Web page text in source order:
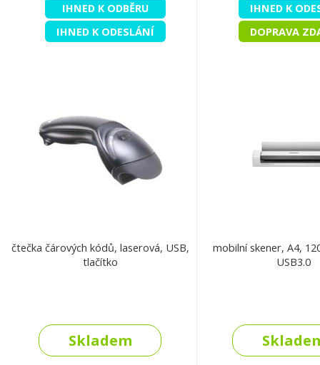
IHNED K ODBĚRU
IHNED K ODESLÁNÍ
čtečka čárových kódů, laserová, USB,
tlačítko
Skladem
IHNED K
DOPRAVA
mobilní skener, A4,
USB3.0